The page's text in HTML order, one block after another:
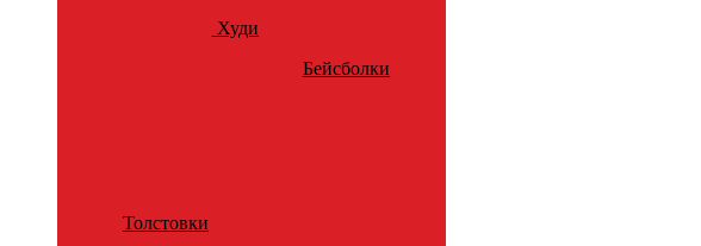
Худи
Бейсболки
Толстовки